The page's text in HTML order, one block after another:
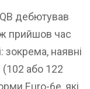
дебютував
прийшов час
зокрема, наявні
(102 або 122
Euro-6e, які